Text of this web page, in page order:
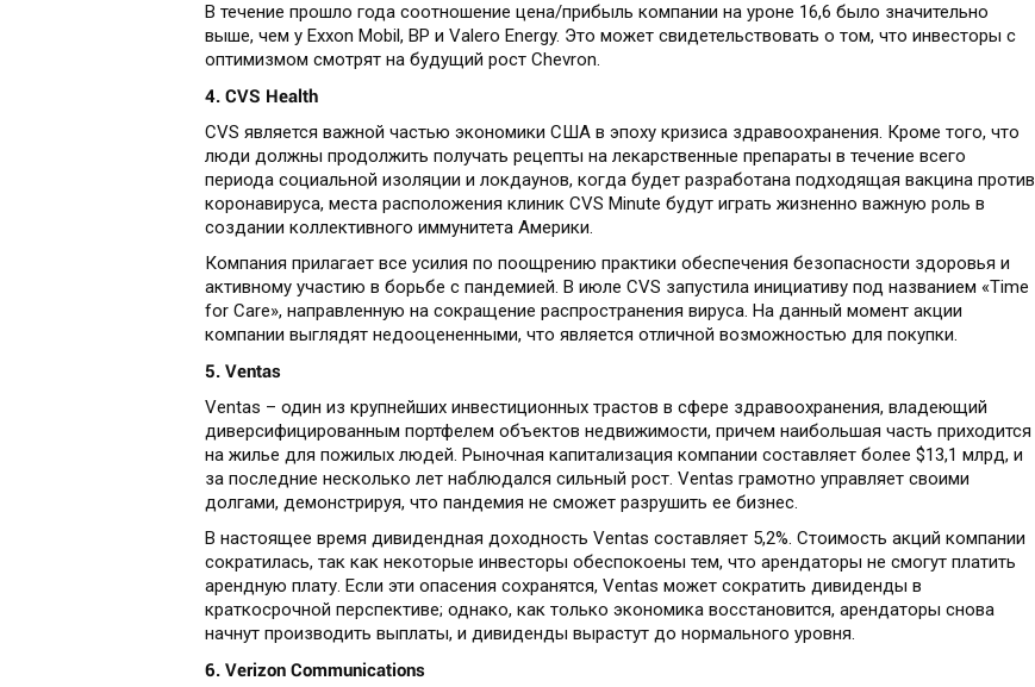
В течение прошло года соотношение цена/прибыль компании на уроне 16,6 было значительно
выше, чем у Exxon Mobil, BP и Valero Energy. Это может свидетельствовать о том, что инвесторы с
оптимизмом смотрят на будущий рост Chevron.
4. CVS Health
CVS является важной частью экономики США в эпоху кризиса здравоохранения. Кроме того, что
люди должны продолжить получать рецепты на лекарственные препараты в течение всего
периода социальной изоляции и локдаунов, когда будет разработана подходящая вакцина против
коронавируса, места расположения клиник CVS Minute будут играть жизненно важную роль в
создании коллективного иммунитета Америки.
Компания прилагает все усилия по поощрению практики обеспечения безопасности здоровья и
активному участию в борьбе с пандемией. В июле CVS запустила инициативу под названием «Time
for Care», направленную на сокращение распространения вируса. На данный момент акции
компании выглядят недооцененными, что является отличной возможностью для покупки.
5. Ventas
Ventas – один из крупнейших инвестиционных трастов в сфере здравоохранения, владеющий
диверсифицированным портфелем объектов недвижимости, причем наибольшая часть приходится
на жилье для пожилых людей. Рыночная капитализация компании составляет более $13,1 млрд, и
за последние несколько лет наблюдался сильный рост. Ventas грамотно управляет своими
долгами, демонстрируя, что пандемия не сможет разрушить ее бизнес.
В настоящее время дивидендная доходность Ventas составляет 5,2%. Стоимость акций компании
сократилась, так как некоторые инвесторы обеспокоены тем, что арендаторы не смогут платить
арендную плату. Если эти опасения сохранятся, Ventas может сократить дивиденды в
краткосрочной перспективе; однако, как только экономика восстановится, арендаторы снова
начнут производить выплаты, и дивиденды вырастут до нормального уровня.
6. Verizon Communications